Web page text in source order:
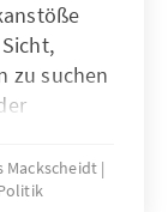
zu suchen
zu
Mackscheidt